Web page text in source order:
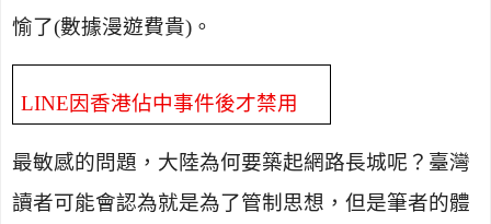
愉了(數據漫遊費貴) 。
LINE因香港佔中事件後才禁用
最敏感的問題，大陸為何要築起網路長城呢？臺灣
讀者可能會認為就是為了管制思想，但是筆者的體